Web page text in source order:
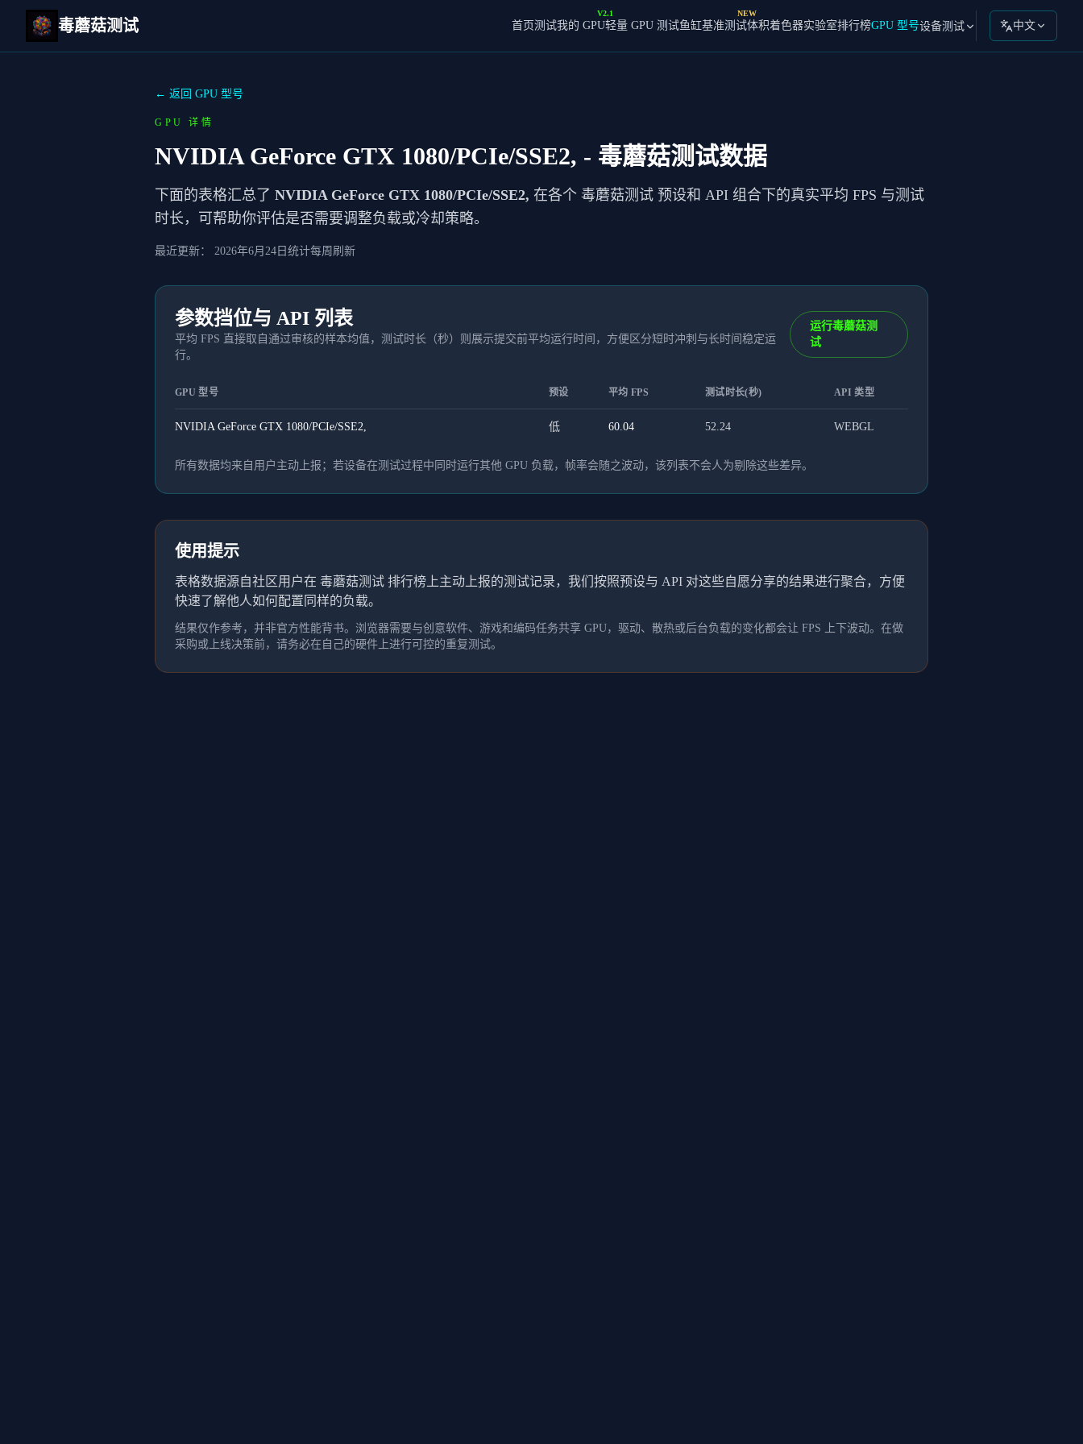
毒蘑菇测试 首页测试我的 GPU
V2.1
轻量 GPU 测试鱼缸基准测试
NEW
体积着色器实验室排行榜GPU 型号设备测试 中文
← 返回 GPU 型号
GPU 详情
NVIDIA GeForce GTX 1080/PCIe/SSE2, - 毒蘑菇测试数据
下面的表格汇总了 NVIDIA GeForce GTX 1080/PCIe/SSE2, 在各个 毒蘑菇测试 预设和 API 组合下的真实平均 FPS 与测试
时长，可帮助你评估是否需要调整负载或冷却策略。
最近更新： 2026年6月24日 统计每周刷新
参数挡位与 API 列表
平均 FPS 直接取自通过审核的样本均值，测试时长（秒）则展示提交前平均运行时间，方便区分短时冲刺与长时间稳定运
行。
运行毒蘑菇测
试
GPU 型号 预设 平均 FPS 测试时长(秒) API 类型
NVIDIA GeForce GTX 1080/PCIe/SSE2, 低 60.04 52.24 WEBGL
所有数据均来自用户主动上报；若设备在测试过程中同时运行其他 GPU 负载，帧率会随之波动，该列表不会人为剔除这些差异。
使用提示
表格数据源自社区用户在 毒蘑菇测试 排行榜上主动上报的测试记录，我们按照预设与 API 对这些自愿分享的结果进行聚合，方便
快速了解他人如何配置同样的负载。
结果仅作参考，并非官方性能背书。浏览器需要与创意软件、游戏和编码任务共享 GPU，驱动、散热或后台负载的变化都会让 FPS 上下波动。在做
采购或上线决策前，请务必在自己的硬件上进行可控的重复测试。